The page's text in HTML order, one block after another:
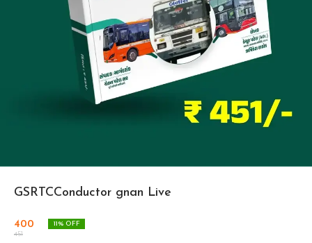
GSRTCConductor gnan Live
400
451
11% OFF